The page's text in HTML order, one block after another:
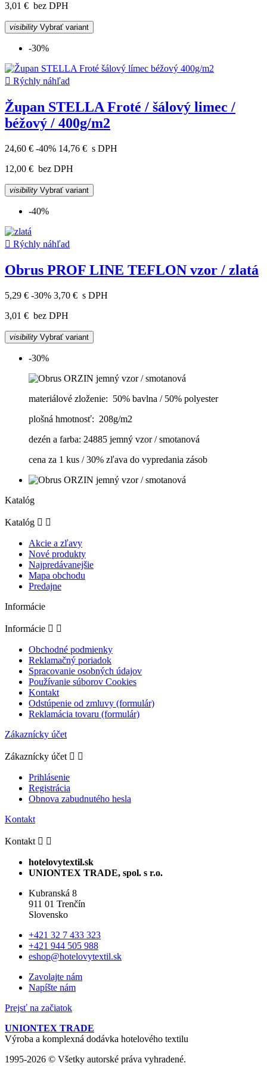
3,01 € bez DPH
visibility Vybrať variant
-30%
 Rýchly náhľad
Župan STELLA Froté / šálový limec /
béžový / 400g/m2
24,60 € -40% 14,76 € s DPH
12,00 € bez DPH
visibility Vybrať variant
-40%
 Rýchly náhľad
Obrus PROF LINE TEFLON vzor / zlatá
5,29 € -30% 3,70 € s DPH
3,01 € bez DPH
visibility Vybrať variant
-30%
materiálové zloženie: 50% bavlna / 50% polyester
plošná hmotnosť: 208g/m2
dezén a farba: 24885 jemný vzor / smotanová
cena za 1 kus / 30% zľava do vypredania zásob
Katalóg
Katalóg  
Akcie a zľavy
Nové produkty
Najpredávanejšie
Mapa obchodu
Predajne
Informácie
Informácie  
Obchodné podmienky
Reklamačný poriadok
Spracovanie osobných údajov
Používanie súborov Cookies
Kontakt
Odstúpenie od zmluvy (formulár)
Reklamácia tovaru (formulár)
Zákaznícky účet
Zákaznícky účet  
Prihlásenie
Registrácia
Obnova zabudnutého hesla
Kontakt
Kontakt  
hotelovytextil.sk
UNIONTEX TRADE, spol. s r.o.
Kubranská 8
911 01 Trenčín
Slovensko
+421 32 7 433 323
+421 944 505 988
eshop@hotelovytextil.sk
Zavolajte nám
Napíšte nám
Prejsť na začiatok
UNIONTEX TRADE
Výroba a komplexná dodávka hotelového textilu
1995-2026 © Všetky autorské práva vyhradené.